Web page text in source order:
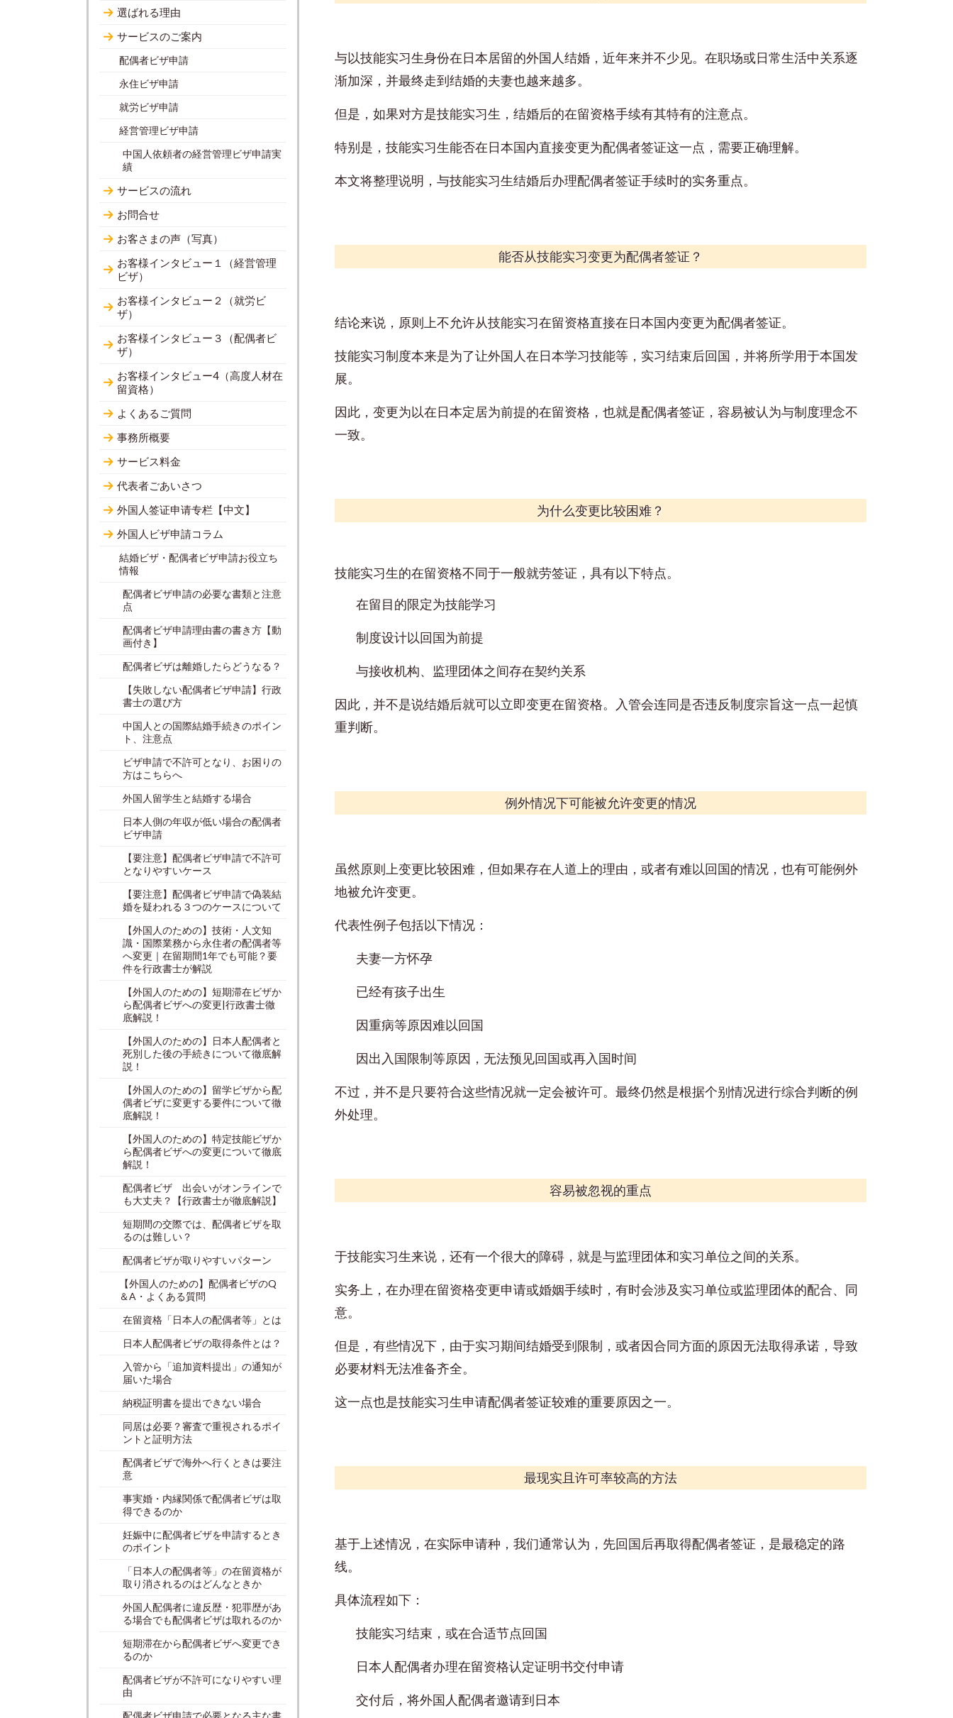
与以技能实习生身份在日本居留的外国人结婚，近年来并不少见。在职场或日常生活中关系逐
渐加深，并最终走到结婚的夫妻也越来越多。
但是，如果对方是技能实习生，结婚后的在留资格手续有其特有的注意点。
特别是，技能实习生能否在日本国内直接变更为配偶者签证这一点，需要正确理解。
本文将整理说明，与技能实习生结婚后办理配偶者签证手续时的实务重点。
能否从技能实习变更为配偶者签证？
结论来说，原则上不允许从技能实习在留资格直接在日本国内变更为配偶者签证。
技能实习制度本来是为了让外国人在日本学习技能等，实习结束后回国，并将所学用于本国发
展。
因此，变更为以在日本定居为前提的在留资格，也就是配偶者签证，容易被认为与制度理念不
一致。
为什么变更比较困难？
技能实习生的在留资格不同于一般就劳签证，具有以下特点。
在留目的限定为技能学习
制度设计以回国为前提
与接收机构、监理团体之间存在契约关系
因此，并不是说结婚后就可以立即变更在留资格。入管会连同是否违反制度宗旨这一点一起慎
重判断。
例外情况下可能被允许变更的情况
虽然原则上变更比较困难，但如果存在人道上的理由，或者有难以回国的情况，也有可能例外
地被允许变更。
代表性例子包括以下情况：
夫妻一方怀孕
已经有孩子出生
因重病等原因难以回国
因出入国限制等原因，无法预见回国或再入国时间
不过，并不是只要符合这些情况就一定会被许可。最终仍然是根据个别情况进行综合判断的例
外处理。
容易被忽视的重点
于技能实习生来说，还有一个很大的障碍，就是与监理团体和实习单位之间的关系。
实务上，在办理在留资格变更申请或婚姻手续时，有时会涉及实习单位或监理团体的配合、同
意。
但是，有些情况下，由于实习期间结婚受到限制，或者因合同方面的原因无法取得承诺，导致
必要材料无法准备齐全。
这一点也是技能实习生申请配偶者签证较难的重要原因之一。
最现实且许可率较高的方法
基于上述情况，在实际申请种，我们通常认为，先回国后再取得配偶者签证，是最稳定的路
线。
具体流程如下：
技能实习结束，或在合适节点回国
日本人配偶者办理在留资格认定证明书交付申请
交付后，将外国人配偶者邀请到日本
選ばれる理由
サービスのご案内
配偶者ビザ申請
永住ビザ申請
就労ビザ申請
経営管理ビザ申請
中国人依頼者の経営管理ビザ申請実
績
サービスの流れ
お問合せ
お客さまの声（写真）
お客様インタビュー１（経営管理
ビザ）
お客様インタビュー２（就労ビ
ザ）
お客様インタビュー３（配偶者ビ
ザ）
お客様インタビュー4（高度人材在
留資格）
よくあるご質問
事務所概要
サービス料金
代表者ごあいさつ
外国人签证申请专栏【中文】
外国人ビザ申請コラム
結婚ビザ・配偶者ビザ申請お役立ち
情報
配偶者ビザ申請の必要な書類と注意
点
配偶者ビザ申請理由書の書き方【動
画付き】
配偶者ビザは離婚したらどうなる？
【失敗しない配偶者ビザ申請】行政
書士の選び方
中国人との国際結婚手続きのポイン
ト、注意点
ビザ申請で不許可となり、お困りの
方はこちらへ
外国人留学生と結婚する場合
日本人側の年収が低い場合の配偶者
ビザ申請
【要注意】配偶者ビザ申請で不許可
となりやすいケース
【要注意】配偶者ビザ申請で偽装結
婚を疑われる３つのケースについて
【外国人のための】技術・人文知
識・国際業務から永住者の配偶者等
へ変更｜在留期間1年でも可能？要
件を行政書士が解説
【外国人のための】短期滞在ビザか
ら配偶者ビザへの変更|行政書士徹
底解説！
【外国人のための】日本人配偶者と
死別した後の手続きについて徹底解
説！
【外国人のための】留学ビザから配
偶者ビザに変更する要件について徹
底解説！
【外国人のための】特定技能ビザか
ら配偶者ビザへの変更について徹底
解説！
配偶者ビザ 出会いがオンラインで
も大丈夫？【行政書士が徹底解説】
短期間の交際では、配偶者ビザを取
るのは難しい？
配偶者ビザが取りやすいパターン
【外国人のための】配偶者ビザのQ
＆A・よくある質問
在留資格「日本人の配偶者等」とは
日本人配偶者ビザの取得条件とは？
入管から「追加資料提出」の通知が
届いた場合
納税証明書を提出できない場合
同居は必要？審査で重視されるポイ
ントと証明方法
配偶者ビザで海外へ行くときは要注
意
事実婚・内縁関係で配偶者ビザは取
得できるのか
妊娠中に配偶者ビザを申請するとき
のポイント
「日本人の配偶者等」の在留資格が
取り消されるのはどんなときか
外国人配偶者に違反歴・犯罪歴があ
る場合でも配偶者ビザは取れるのか
短期滞在から配偶者ビザへ変更でき
るのか
配偶者ビザが不許可になりやすい理
由